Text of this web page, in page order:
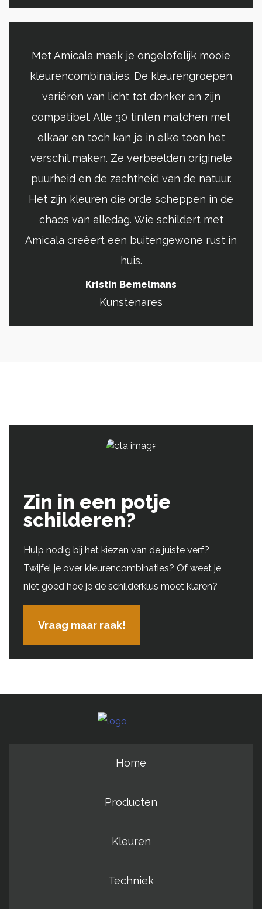
Met Amicala maak je ongelofelijk mooie
kleurencombinaties. De kleurengroepen
variëren van licht tot donker en zijn
compatibel. Alle 30 tinten matchen met
elkaar en toch kan je in elke toon het
verschil maken. Ze verbeelden originele
puurheid en de zachtheid van de natuur.
Het zijn kleuren die orde scheppen in de
chaos van alledag. Wie schildert met
Amicala creëert een buitengewone rust in
huis.
Kristin Bemelmans
Kunstenares
Zin in een potje
schilderen?
Hulp nodig bij het kiezen van de juiste verf?
Twijfel je over kleurencombinaties? Of weet je
niet goed hoe je de schilderklus moet klaren?
Vraag maar raak!
Home
Producten
Kleuren
Techniek